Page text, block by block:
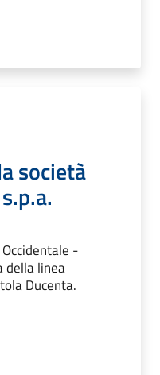
società
-
della linea
Ducenta.